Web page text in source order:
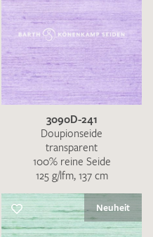
3090D-241
Doupionseide
transparent
100% reine Seide
125 g/lfm, 137 cm
Neuheit